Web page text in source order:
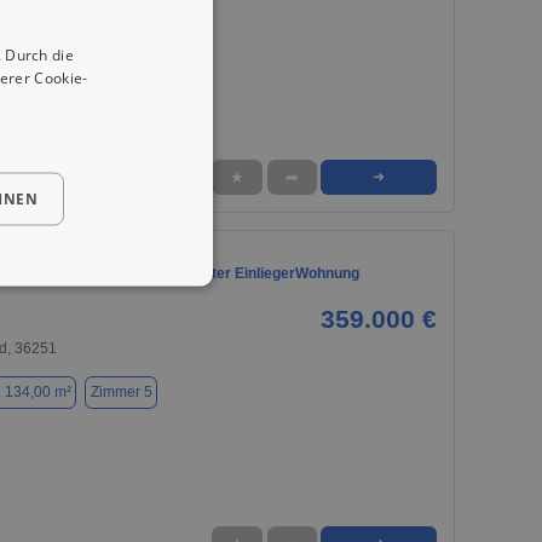
★ ➦ ➜
Einfamilienhaus mit separater EinliegerWohnung
359.000 €
36251
134,00 m² Zimmer 5
die
Cookie-